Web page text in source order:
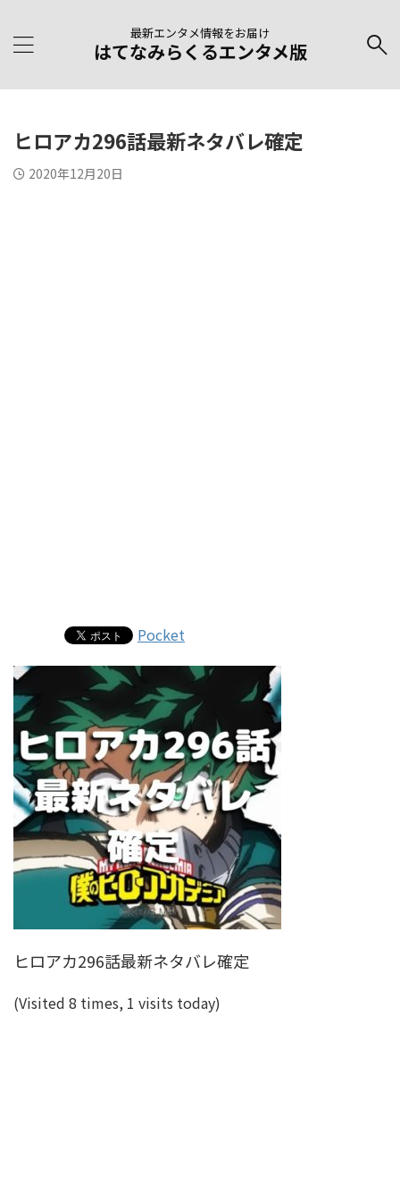
最新エンタメ情報をお届け
はてなみらくるエンタメ版
ヒロアカ296話最新ネタバレ確定
2020年12月20日
Pocket
ヒロアカ296話最新ネタバレ確定
(Visited 8 times, 1 visits today)